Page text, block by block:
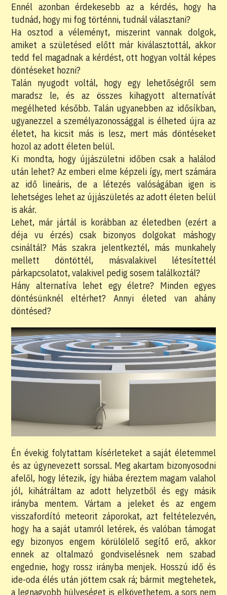
Ennél azonban érdekesebb az a kérdés, hogy ha
tudnád, hogy mi fog történni, tudnál választani?
Ha osztod a véleményt, miszerint vannak dolgok,
amiket a születésed előtt már kiválasztottál, akkor
tedd fel magadnak a kérdést, ott hogyan voltál képes
döntéseket hozni?
Talán nyugodt voltál, hogy egy lehetőségről sem
maradsz le, és az összes kihagyott alternatívát
megélheted később. Talán ugyanebben az idősíkban,
ugyanezzel a személyazonossággal is élheted újra az
életet, ha kicsit más is lesz, mert más döntéseket
hozol az adott életen belül.
Ki mondta, hogy újjászületni időben csak a halálod
után lehet? Az emberi elme képzeli így, mert számára
az idő lineáris, de a létezés valóságában igen is
lehetséges lehet az újjászületés az adott életen belül
is akár.
Lehet, már jártál is korábban az életedben (ezért a
déja vu érzés) csak bizonyos dolgokat máshogy
csináltál? Más szakra jelentkeztél, más munkahely
mellett döntöttél, másvalakivel létesítettél
párkapcsolatot, valakivel pedig sosem találkoztál?
Hány alternatíva lehet egy életre? Minden egyes
döntésünknél eltérhet? Annyi életed van ahány
döntésed?
Én évekig folytattam kísérleteket a saját életemmel
és az úgynevezett sorssal. Meg akartam bizonyosodni
afelől, hogy létezik, így hiába éreztem magam valahol
jól, kihátráltam az adott helyzetből és egy másik
irányba mentem. Vártam a jeleket és az engem
visszafordító meteorit záporokat, azt feltételezvén,
hogy ha a saját utamról letérek, és valóban támogat
egy bizonyos engem körülölelő segítő erő, akkor
ennek az oltalmazó gondviselésnek nem szabad
engednie, hogy rossz irányba menjek. Hosszú idő és
ide-oda élés után jöttem csak rá; bármit megtehetek,
a legnagyobb hülyeséget is elkövethetem, a sors nem